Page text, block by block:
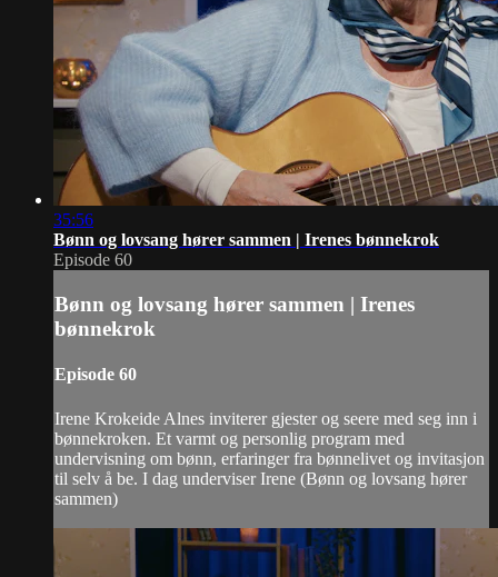
35:56
Bønn og lovsang hører sammen | Irenes bønnekrok
Episode 60
Bønn og lovsang hører sammen | Irenes
bønnekrok
Episode 60
Irene Krokeide Alnes inviterer gjester og seere med seg inn i
bønnekroken. Et varmt og personlig program med
undervisning om bønn, erfaringer fra bønnelivet og invitasjon
til selv å be. I dag underviser Irene (Bønn og lovsang hører
sammen)